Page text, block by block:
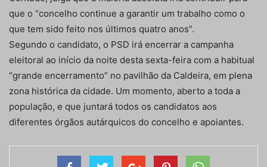
que o “concelho continue a garantir um trabalho como o
que tem sido feito nos últimos quatro anos”.
Segundo o candidato, o PSD irá encerrar a campanha
eleitoral ao início da noite desta sexta-feira com a habitual
“grande encerramento” no pavilhão da Caldeira, em plena
zona histórica da cidade. Um momento, aberto a toda a
população, e que juntará todos os candidatos aos
diferentes órgãos autárquicos do concelho e apoiantes.